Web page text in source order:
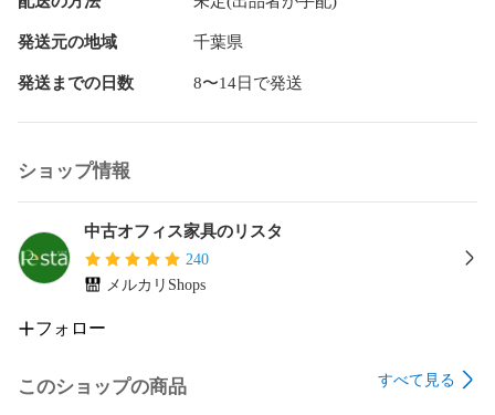
発送元の地域 千葉県
発送までの日数 8〜14日で発送
ショップ情報
中古オフィス家具のリスタ
240
メルカリShops
フォロー
このショップの商品 すべて見る